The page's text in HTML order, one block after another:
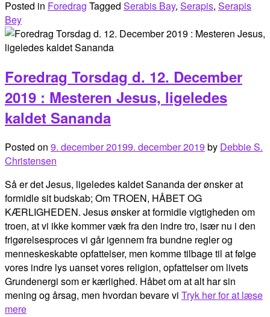
Posted in Foredrag Tagged Serabis Bay, Serapis, Serapis
Bey
Foredrag Torsdag d. 12. December
2019 : Mesteren Jesus, ligeledes
kaldet Sananda
Posted on 9. december 20199. december 2019 by Debbie S.
Christensen
Så er det Jesus, ligeledes kaldet Sananda der ønsker at
formidle sit budskab; Om TROEN, HÅBET OG
KÆRLIGHEDEN. Jesus ønsker at formidle vigtigheden om
troen, at vi ikke kommer væk fra den indre tro, især nu i den
frigørelsesproces vi går igennem fra bundne regler og
menneskeskabte opfattelser, men komme tilbage til at følge
vores indre lys uanset vores religion, opfattelser om livets
Grundenergi som er kærlighed. Håbet om at alt har sin
mening og årsag, men hvordan bevare vi Tryk her for at læse
mere